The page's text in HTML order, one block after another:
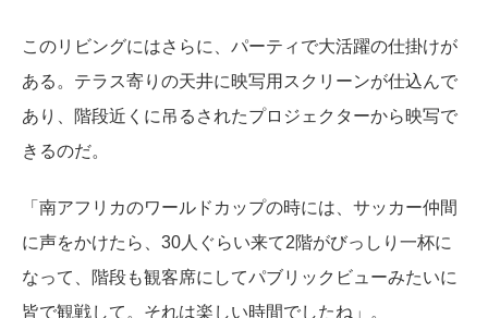
このリビングにはさらに、パーティで大活躍の仕掛けが
ある。テラス寄りの天井に映写用スクリーンが仕込んで
あり、階段近くに吊るされたプロジェクターから映写で
きるのだ。
「南アフリカのワールドカップの時には、サッカー仲間
に声をかけたら、30人ぐらい来て2階がびっしり一杯に
なって、階段も観客席にしてパブリックビューみたいに
皆で観戦して。それは楽しい時間でしたね」。